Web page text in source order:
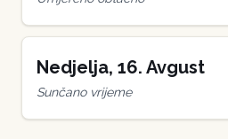
Nedjelja, 16. Avgust
Sunčano vrijeme